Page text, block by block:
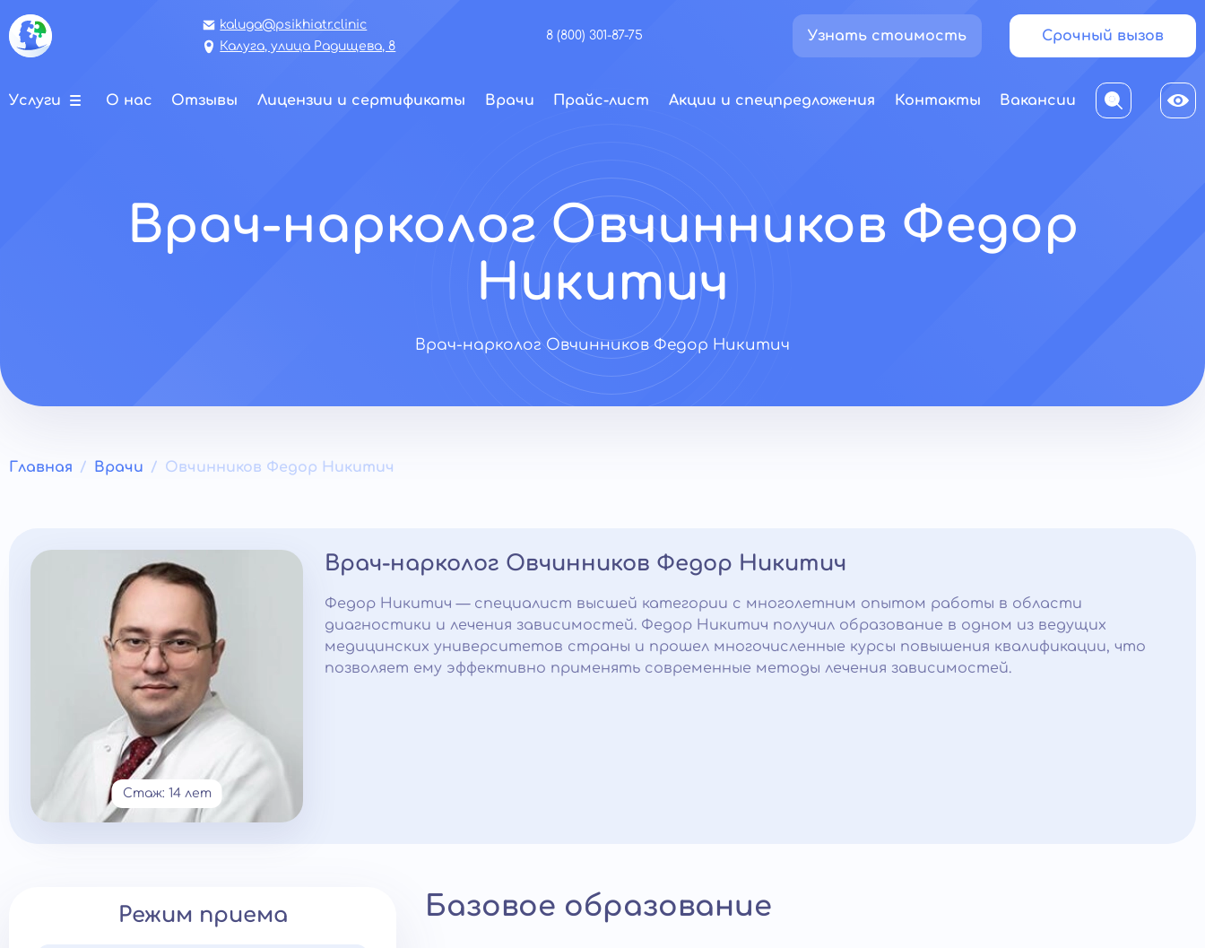
kaluga@psikhiatr.clinic
Калуга, улица Радищева, 8
8 (800) 301-87-75 Узнать стоимость Срочный вызов
Услуги О нас Отзывы Лицензии и сертификаты Врачи Прайс-лист Акции и спецпредложения Контакты Вакансии
Врач-нарколог Овчинников Федор
Никитич
Врач-нарколог Овчинников Федор Никитич
Главная Врачи Овчинников Федор Никитич
Стаж: 14 лет
Врач-нарколог Овчинников Федор Никитич
Федор Никитич — специалист высшей категории с многолетним опытом работы в области
диагностики и лечения зависимостей. Федор Никитич получил образование в одном из ведущих
медицинских университетов страны и прошел многочисленные курсы повышения квалификации, что
позволяет ему эффективно применять современные методы лечения зависимостей.
Режим приема Базовое образование